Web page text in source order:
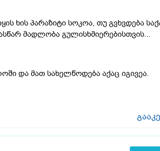
ხის პარაზიტი სოკოა, თუ გვხვდება
მადლობა გულისხმიერებისთვის...
და მათ სახელწოდება აქაც იგივეა.